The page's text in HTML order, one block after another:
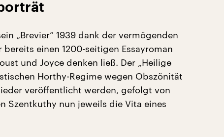
„Brevier“ 1939 dank der vermögenden
einen 1200-seitigen Essayroman
und Joyce denken ließ. Der „Heilige
Horthy-Regime wegen Obszönität
veröffentlicht werden, gefolgt von
Szentkuthy nun jeweils die Vita eines